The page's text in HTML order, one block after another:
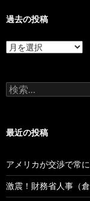
過去の投稿
過
去
稿
検
索:
最近の投稿
アメリカが交渉で常
激震！財務省人事（